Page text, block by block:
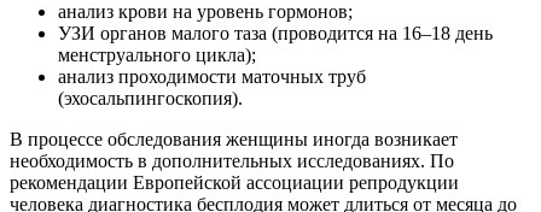
анализ крови на уровень гормонов;
УЗИ органов малого таза (проводится на 16–18 день
менструального цикла);
анализ проходимости маточных труб
(эхосальпингоскопия).
В процессе обследования женщины иногда возникает
необходимость в дополнительных исследованиях. По
рекомендации Европейской ассоциации репродукции
человека диагностика бесплодия может длиться от месяца до